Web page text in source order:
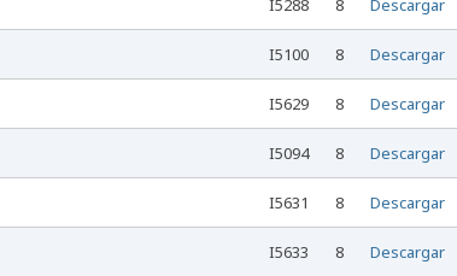
I5288 8 Descargar
I5100 8 Descargar
I5629 8 Descargar
I5094 8 Descargar
I5631 8 Descargar
I5633 8 Descargar